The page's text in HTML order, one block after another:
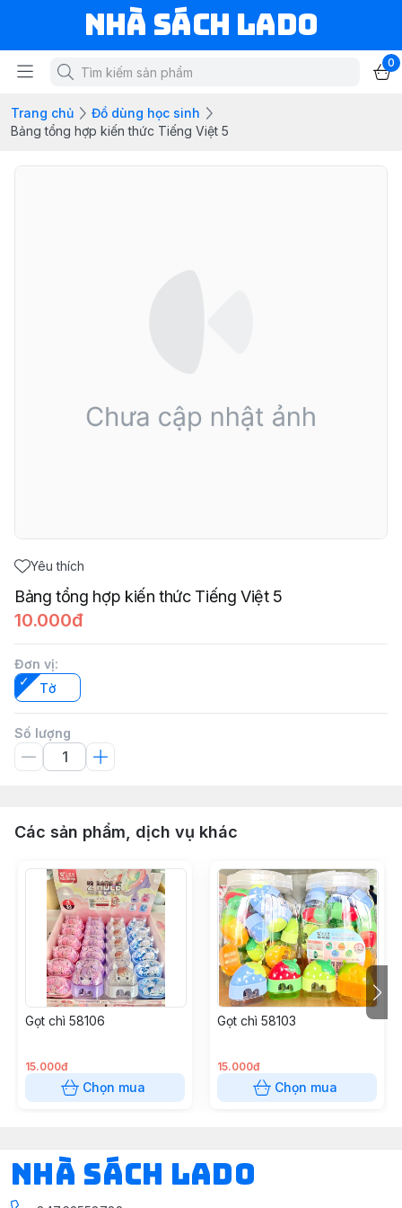
NHÀ SÁCH LADO
0
Trang chủ
Đồ dùng học sinh
Bảng tổng hợp kiến thức Tiếng Việt 5
Yêu thích
Bảng tổng hợp kiến thức Tiếng Việt 5
10.000đ
Đơn vị:
Tờ
Số lượng
Các sản phẩm, dịch vụ khác
Gọt chì 58106
15.000đ
Chọn mua
Gọt chì 58103
15.000đ
Chọn mua
NHÀ SÁCH LADO